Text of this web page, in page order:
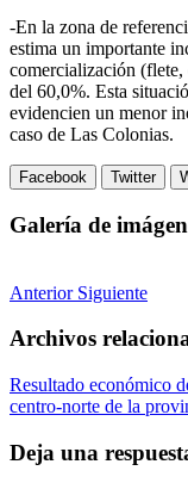
-En la zona de
estima un importante
comercialización (flete,
del 60,0%. Esta
evidencien un menor
caso de Las Colonias.
Facebook Twitter
Galería de
Anterior Siguiente
Archivos
Resultado económico
centro-norte de la
Deja una